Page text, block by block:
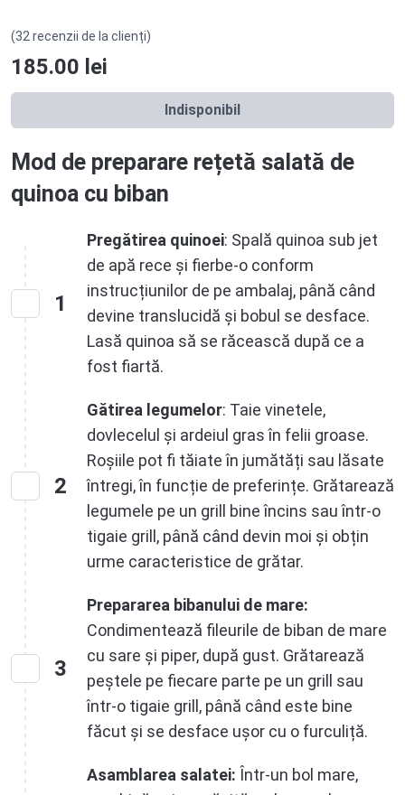
(32 recenzii de la clienți)
185.00 lei
Indisponibil
Mod de preparare rețetă salată de
quinoa cu biban
1
Pregătirea quinoei: Spală quinoa sub jet
de apă rece și fierbe-o conform
instrucțiunilor de pe ambalaj, până când
devine translucidă și bobul se desface.
Lasă quinoa să se răcească după ce a
fost fiartă.
2
Gătirea legumelor: Taie vinetele,
dovlecelul și ardeiul gras în felii groase.
Roșiile pot fi tăiate în jumătăți sau lăsate
întregi, în funcție de preferințe. Grătarează
legumele pe un grill bine încins sau într-o
tigaie grill, până când devin moi și obțin
urme caracteristice de grătar.
3
Prepararea bibanului de mare:
Condimentează fileurile de biban de mare
cu sare și piper, după gust. Grătarează
peștele pe fiecare parte pe un grill sau
într-o tigaie grill, până când este bine
făcut și se desface ușor cu o furculiță.
Asamblarea salatei: Într-un bol mare,